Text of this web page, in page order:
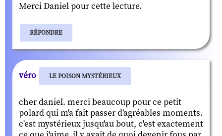
Merci Daniel pour cette lecture.
RÉPONDRE
véro LE POISON MYSTÉRIEUX
cher daniel. merci beaucoup pour ce petit
polard qui m'a fait passer d'agréables moments.
c'est mystérieux jusqu'au bout, c'est exactement